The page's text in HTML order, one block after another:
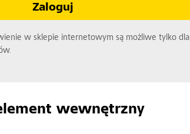
Zaloguj
w sklepie internetowym są możliwe tylko dla
wewnętrzny